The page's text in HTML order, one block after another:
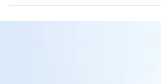
d'Italia w dniach 22-28 maja. Jeśli chcecie...